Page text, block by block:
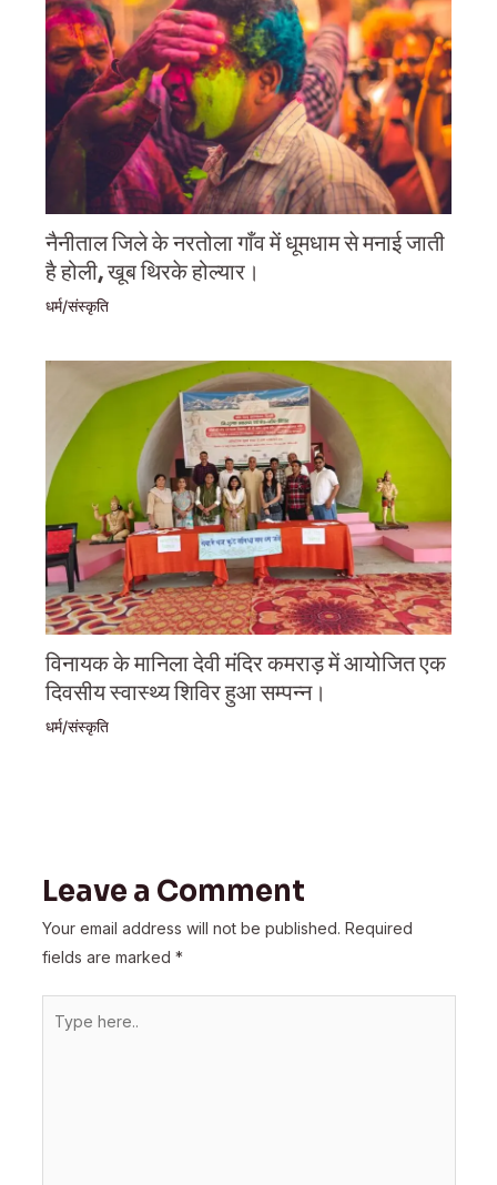
नैनीताल जिले के नरतोला गाँव में धूमधाम से मनाई जाती
है होली, खूब थिरके होल्यार।
धर्म/संस्कृति
विनायक के मानिला देवी मंदिर कमराड़ में आयोजित एक
दिवसीय स्वास्थ्य शिविर हुआ सम्पन्न।
धर्म/संस्कृति
Leave a Comment
Your email address will not be published. Required
fields are marked *
here..